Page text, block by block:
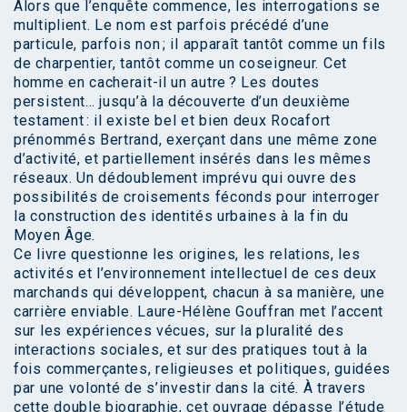
Alors que l’enquête commence, les interrogations se
multiplient. Le nom est parfois précédé d’une
particule, parfois non ; il apparaît tantôt comme un fils
de charpentier, tantôt comme un coseigneur. Cet
homme en cacherait-il un autre ? Les doutes
persistent… jusqu’à la découverte d’un deuxième
testament : il existe bel et bien deux Rocafort
prénommés Bertrand, exerçant dans une même zone
d’activité, et partiellement insérés dans les mêmes
réseaux. Un dédoublement imprévu qui ouvre des
possibilités de croisements féconds pour interroger
la construction des identités urbaines à la fin du
Moyen Âge.
Ce livre questionne les origines, les relations, les
activités et l’environnement intellectuel de ces deux
marchands qui développent, chacun à sa manière, une
carrière enviable. Laure-Hélène Gouffran met l’accent
sur les expériences vécues, sur la pluralité des
interactions sociales, et sur des pratiques tout à la
fois commerçantes, religieuses et politiques, guidées
par une volonté de s’investir dans la cité. À travers
cette double biographie, cet ouvrage dépasse l’étude